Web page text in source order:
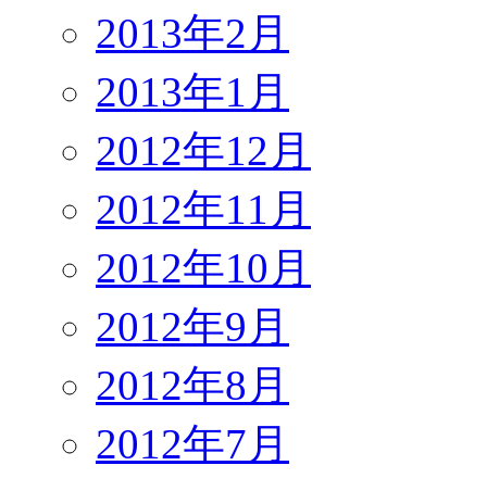
2013年2月
2013年1月
2012年12月
2012年11月
2012年10月
2012年9月
2012年8月
2012年7月